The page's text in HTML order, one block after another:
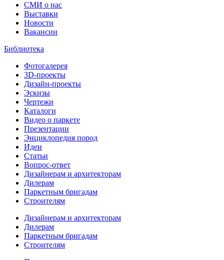
СМИ о нас
Выставки
Новости
Вакансии
Библиотека
Фотогалерея
3D-проекты
Дизайн-проекты
Эскизы
Чертежи
Каталоги
Видео о паркете
Презентации
Энциклопедия пород
Идеи
Статьи
Вопрос-ответ
Дизайнерам и архитекторам
Дилерам
Паркетным бригадам
Строителям
Дизайнерам и архитекторам
Дилерам
Паркетным бригадам
Строителям